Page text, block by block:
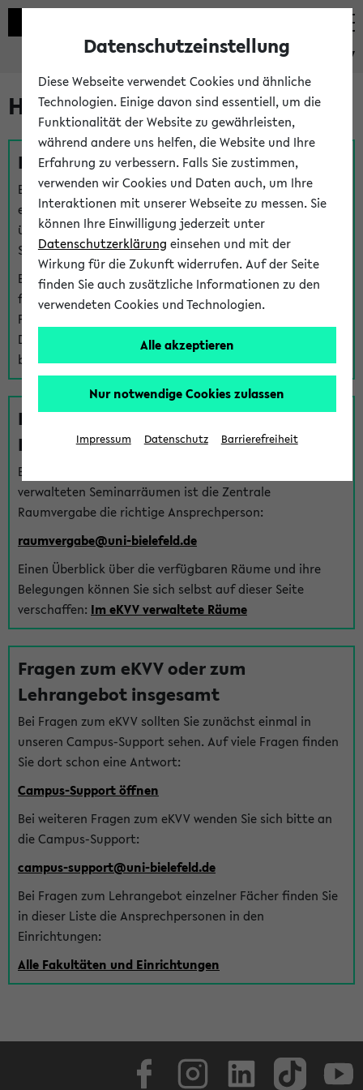
eKVV
Hilfe & Kontakt
Fragen zu einzelnen Veranstaltungen
Bei inhaltlichen und organisatorischen Fragen zu
einzelnen Veranstaltungen finden Sie Ansprechpersonen
über denFragen-Link bei jeder Veranstaltung. Der BIS
Support kann hier meist keine direkte Hilfe leisten.
Bei Veranstaltungen mit eKVV Teilnahmemanagement
finden Sie eine Auskunft über die Personen, die Ihre
Platzzuteilung im eKVV eingetragen haben, auf der
Detailseite zum Teilnahmemanagement der
betreffenden Veranstaltung.
Fragen zu im eKVV verwalteten
Räumen
Bei Fragen zur Vergabe von Hörsälen und vom eKVV
verwalteten Seminarräumen ist die Zentrale
Raumvergabe die richtige Ansprechperson:
raumvergabe@uni-bielefeld.de
Einen Überblick über die verfügbaren Räume und ihre
Belegungen können Sie sich selbst auf dieser Seite
verschaffen: Im eKVV verwaltete Räume
Fragen zum eKVV oder zum
Lehrangebot insgesamt
Bei Fragen zum eKVV sollten Sie zunächst einmal in
unseren Campus-Support sehen. Auf viele Fragen finden
Sie dort schon eine Antwort:
Campus-Support öffnen
Bei weiteren Fragen zum eKVV wenden Sie sich bitte an
die Campus-Support:
campus-support@uni-bielefeld.de
Bei Fragen zum Lehrangebot einzelner Fächer finden Sie
in dieser Liste die Ansprechpersonen in den
Einrichtungen:
Alle Fakultäten und Einrichtungen
Datenschutzeinstellung
Diese Webseite verwendet Cookies und ähnliche
Technologien. Einige davon sind essentiell, um die
Funktionalität der Website zu gewährleisten,
während andere uns helfen, die Website und Ihre
Erfahrung zu verbessern. Falls Sie zustimmen,
verwenden wir Cookies und Daten auch, um Ihre
Interaktionen mit unserer Webseite zu messen. Sie
können Ihre Einwilligung jederzeit unter
Datenschutzerklärung einsehen und mit der
Wirkung für die Zukunft widerrufen. Auf der Seite
finden Sie auch zusätzliche Informationen zu den
verwendeten Cookies und Technologien.
Alle akzeptieren
Nur notwendige Cookies zulassen
Impressum Datenschutz Barrierefreiheit